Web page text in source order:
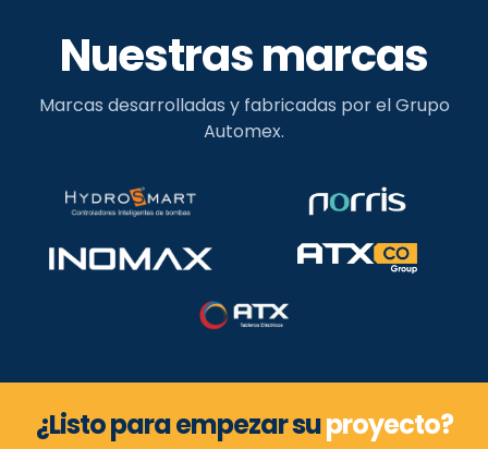
Nuestras marcas
Marcas desarrolladas y fabricadas por el Grupo
Automex.
¿Listo para empezar suproyecto?